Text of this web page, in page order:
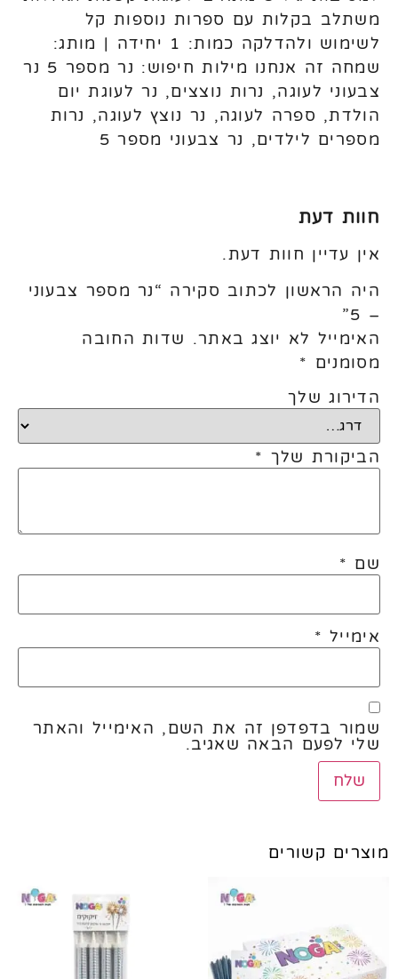
משתלב בקלות עם ספרות נוספות קל
לשימוש ולהדלקה כמות: 1 יחידה | מותג:
שמחה זה אנחנו מילות חיפוש: נר מספר 5 נר
צבעוני לעוגה, נרות נוצצים, נר לעוגת יום
הולדת, ספרה לעוגה, נר נוצץ לעוגה, נרות
מספרים לילדים, נר צבעוני מספר 5
חוות דעת
אין עדיין חוות דעת.
היה הראשון לכתוב סקירה “נר מספר צבעוני
– 5”
האימייל לא יוצג באתר. שדות החובה
מסומנים *
הדירוג שלך
הביקורת שלך *
שם *
אימייל *
שמור בדפדפן זה את השם, האימייל והאתר
שלי לפעם הבאה שאגיב.
מוצרים קשורים